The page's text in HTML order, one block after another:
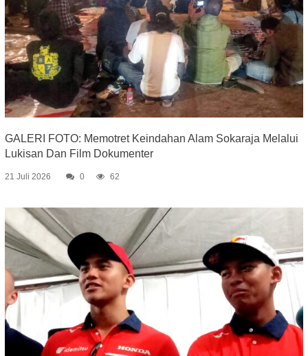
GALERI FOTO: Memotret Keindahan Alam Sokaraja Melalui
Lukisan Dan Film Dokumenter
21 Juli 2026 0 62